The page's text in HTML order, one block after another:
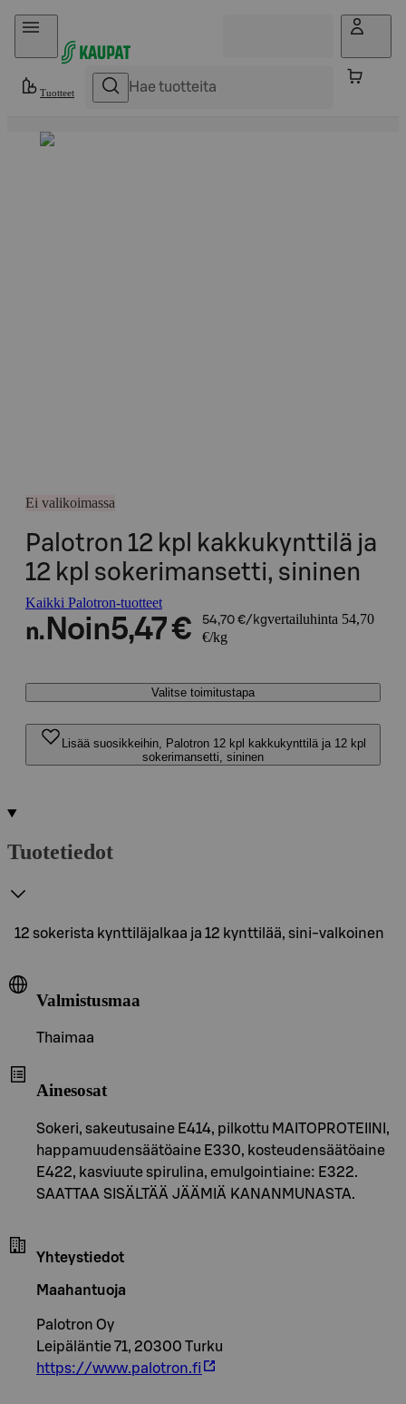
Hyppää sisältöön
Tuotteet
Ei valikoimassa
Palotron 12 kpl kakkukynttilä ja
12 kpl sokerimansetti, sininen
Kaikki Palotron-tuotteet
n. Noin5,47 € 54,70 €/kgvertailuhinta 54,70
€/kg
Valitse toimitustapa
Lisää suosikkeihin, Palotron 12 kpl kakkukynttilä ja 12 kpl
sokerimansetti, sininen
Tuotetiedot
12 sokerista kynttiläjalkaa ja 12 kynttilää, sini-valkoinen
Valmistusmaa
Thaimaa
Ainesosat
Sokeri, sakeutusaine E414, pilkottu MAITOPROTEIINI,
happamuudensäätöaine E330, kosteudensäätöaine
E422, kasviuute spirulina, emulgointiaine: E322.
SAATTAA SISÄLTÄÄ JÄÄMIÄ KANANMUNASTA.
Yhteystiedot
Maahantuoja
Palotron Oy
Leipäläntie 71, 20300 Turku
https://www.palotron.fi